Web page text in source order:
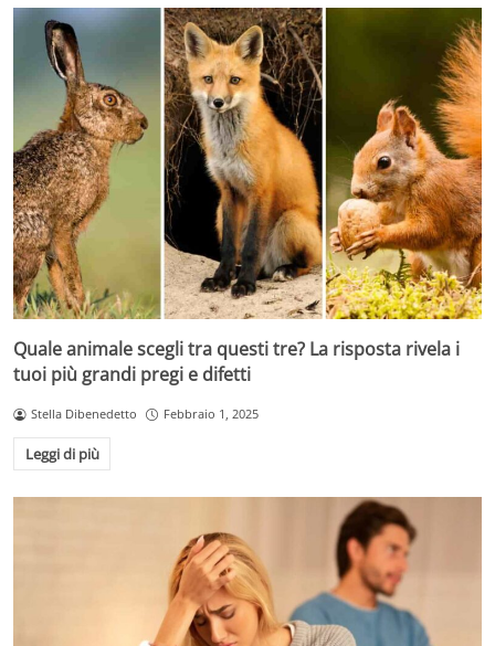
Quale animale scegli tra questi tre? La risposta rivela i
tuoi più grandi pregi e difetti
Stella Dibenedetto Febbraio 1, 2025
Leggi di più